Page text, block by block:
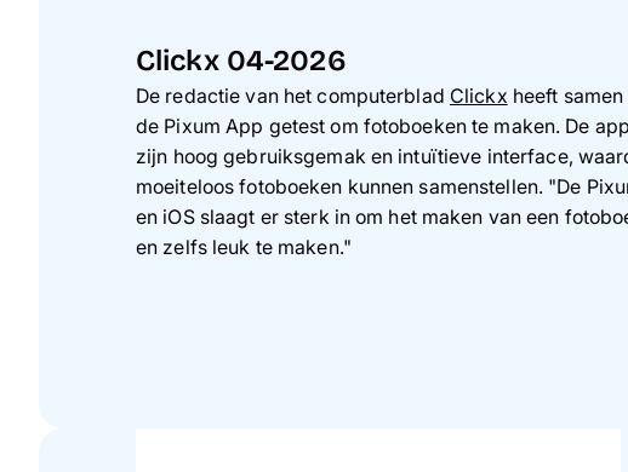
Clickx 04-2026
De redactie van het computerblad Clickx heeft
de Pixum App getest om fotoboeken te maken. De
zijn hoog gebruiksgemak en intuïtieve interface,
moeiteloos fotoboeken kunnen samenstellen. "De
en iOS slaagt er sterk in om het maken van een
en zelfs leuk te maken."